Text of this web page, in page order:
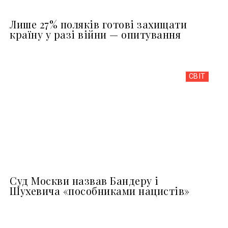
Лише 27% поляків готові захищати
країну у разі війни — опитування
СВІТ
Суд Москви назвав Бандеру і
Шухевича «пособниками нацистів»